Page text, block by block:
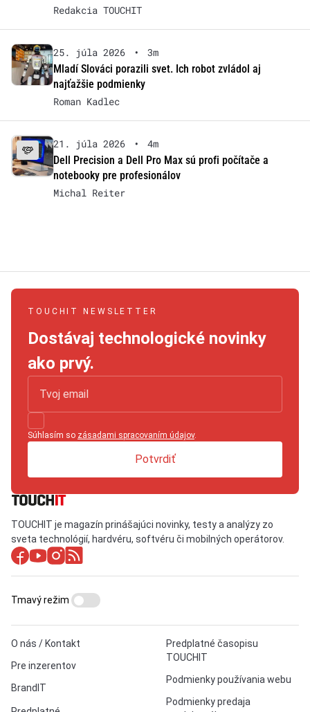
Redakcia TOUCHIT
25. júla 2026 •
3m
Mladí Slováci porazili svet. Ich robot zvládol aj
najťažšie podmienky
Roman Kadlec
21. júla 2026 •
4m
Dell Precision a Dell Pro Max sú profi počítače a
notebooky pre profesionálov
Michal Reiter
TOUCHIT NEWSLETTER
Dostávaj technologické novinky
ako prvý.
Súhlasím so zásadami spracovaním údajov.
Potvrdiť
TOUCHIT je magazín prinášajúci novinky, testy a analýzy zo
sveta technológií, hardvéru, softvéru či mobilných operátorov.
O nás / Kontakt
Pre inzerentov
BrandIT
Predplatné časopisu
TOUCHIT
Podmienky používania webu
Podmienky predaja
Tmavý režim